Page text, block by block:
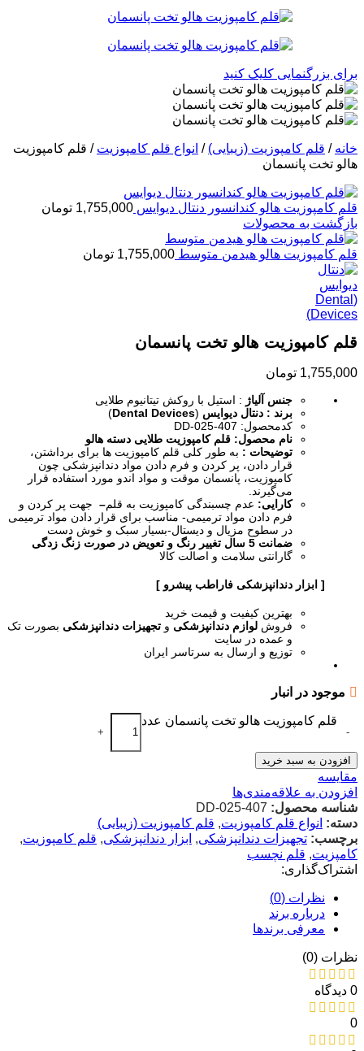
برای بزرگنمایی کلیک کنید
خانه / قلم کامپوزیت (زیبایی) / انواع قلم کامپوزیت / قلم کامپوزیت
هالو تخت پانسمان
قلم کامپوزیت هالو کندانسور دنتال دیوایس 1,755,000 تومان
بازگشت به محصولات
قلم کامپوزیت هالو هیدمن متوسط 1,755,000 تومان
قلم کامپوزیت هالو تخت پانسمان
1,755,000 تومان
جنس آلیاژ : استیل با روکش تیتانیوم طلایی
برند : دنتال دیوایس (
Dental Devices
)
کدمحصول: DD-025-407
نام محصول: قلم کامپوزیت طلایی دسته هالو
توضیحات : به طور کلی قلم کامپوزیت‌ ها برای برداشتن،
قرار دادن، پر کردن و فرم دادن مواد دندانپزشکی چون
کامپوزیت، پانسمان موقت و مواد اندو مورد استفاده قرار
می‌گیرند.
کارایی: عدم چسبندگی کامپوزیت به قلم– جهت پر کردن و
فرم دادن مواد ترمیمی- مناسب برای قرار دادن مواد ترمیمی
در سطوح مزیال و دیستال-بسیار سبک و خوش دست
ضمانت 5 سال تغییر رنگ و تعویض در صورت زنگ زدگی
گارانتی سلامت و اصالت کالا
[ ابزار دندانپزشکی فاراطب پیشرو ]
بهترین کیفیت و قیمت خرید
فروش لوازم دندانپزشکی و تجهیزات دندانپزشکی بصورت تک
و عمده در سایت
توزیع و ارسال به سرتاسر ایران
موجود در انبار
-
قلم کامپوزیت هالو تخت پانسمان عدد
+
افزودن به سبد خرید
مقایسه
افزودن به علاقه‌مندی‌ها
شناسه محصول: DD-025-407
دسته: انواع قلم کامپوزیت, قلم کامپوزیت (زیبایی)
برچسب: تجهیزات دندانپزشکی, ابزار دندانپزشکی, قلم کامپوزیت,
کامپزیت, قلم نچسب
اشتراک‌گذاری:
نظرات (0)
درباره برند
معرفی برند‌ها
نظرات (0)
0 دیدگاه
0